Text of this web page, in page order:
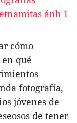
cómo
qué
fotografía,
jóvenes de
de tener